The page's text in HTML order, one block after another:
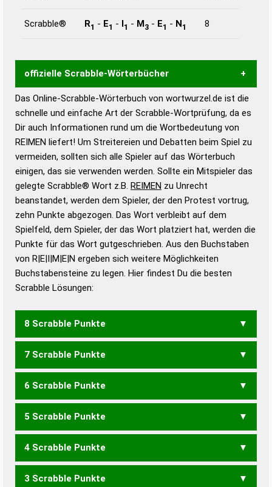
Scrabble® R1 - E1 - I1 - M3 - E1 - N1 8
offizielle Scrabble-Wörterbücher
Wortwurzel liefert mit Hilfe eines semantischen
Wortanalyse-Algorithmus gute Anhaltspunkte zu
Wortbedeutung, Worttrennung und Wortform, um die
Gültigkeit eines Wortes für das Scrabble-Spiel zu
bestimmen!
zugelassene Turnier Scrabble-
Wörterbücher sind:
Duden – Standardwerk in 12 Bänden
Duden – Richtiges und gutes
Deutsch
Duden – Die deutsche Grammatik
Duden – Deutsches
Das Online-Scrabble-Wörterbuch von wortwurzel.de ist die
schnelle und einfache Art der Scrabble-Wortprüfung, da es
Dir auch Informationen rund um die Wortbedeutung von
REIMEN liefert! Um Streitereien und Debatten beim Spiel zu
vermeiden, sollten sich alle Spieler auf das Wörterbuch
einigen, das sie verwenden werden. Sollte ein Mitspieler das
gelegte Scrabble® Wort z.B. REIMEN zu Unrecht
beanstandet, werden dem Spieler, der den Protest vortrug,
zehn Punkte abgezogen. Das Wort verbleibt auf dem
Spielfeld, dem Spieler, der das Wort platziert hat, werden die
Punkte für das Wort gutgeschrieben. Aus den Buchstaben
von R|E|I|M|E|N ergeben sich weitere Möglichkeiten
Buchstabensteine zu legen. Hier findest Du die besten
Scrabble Lösungen:
8 Scrabble Punkte
EIMERN EMIREN MEIERN
RIEMEN
7 Scrabble Punkte
EIMER EINEM EMIRE MIERE
6 Scrabble Punkte
EMIR MEER MEIN MINE
5 Scrabble Punkte
MIR EIERN EINER NIERE
4 Scrabble Punkte
EIER EINE EIRE EREN
3 Scrabble Punkte